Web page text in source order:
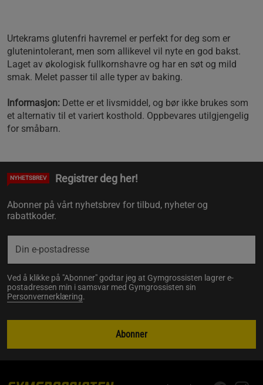
Urtekrams glutenfri havremel er perfekt for deg som er
glutenintolerant, men som allikevel vil nyte en god bakst.
Laget av økologisk fullkornshavre og har en søt og mild
smak. Melet passer til alle typer av baking.
Informasjon: Dette er et livsmiddel, og bør ikke brukes som
et alternativ til et variert kosthold. Oppbevares utilgjengelig
for småbarn.
NYHETSBREV Registrer deg her!
Abonner på vårt nyhetsbrev for tilbud, nyheter og
rabattkoder.
Ved å klikke på "Abonner" godtar jeg at Gymgrossisten lagrer e-
postadressen min i samsvar med Gymgrossisten sin
Personvernerklæring.
Abonner